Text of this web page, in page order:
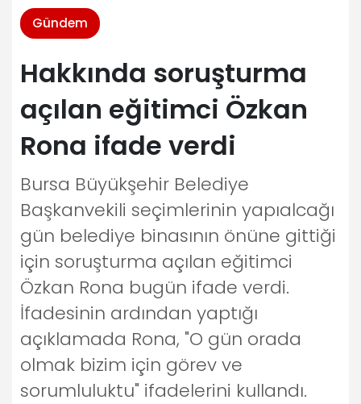
Gündem
Hakkında soruşturma
açılan eğitimci Özkan
Rona ifade verdi
Bursa Büyükşehir Belediye
Başkanvekili seçimlerinin yapıalcağı
gün belediye binasının önüne gittiği
için soruşturma açılan eğitimci
Özkan Rona bugün ifade verdi.
İfadesinin ardından yaptığı
açıklamada Rona, "O gün orada
olmak bizim için görev ve
sorumluluktu" ifadelerini kullandı.